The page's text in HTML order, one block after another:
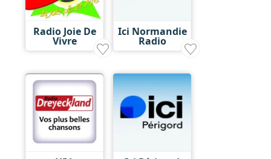
Radio Joie De
Vivre
Ici Normandie
Radio